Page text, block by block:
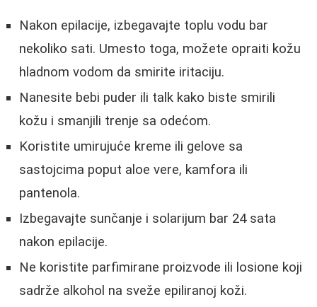
Nakon epilacije, izbegavajte toplu vodu bar
nekoliko sati. Umesto toga, možete opraiti kožu
hladnom vodom da smirite iritaciju.
Nanesite bebi puder ili talk kako biste smirili
kožu i smanjili trenje sa odećom.
Koristite umirujuće kreme ili gelove sa
sastojcima poput aloe vere, kamfora ili
pantenola.
Izbegavajte sunčanje i solarijum bar 24 sata
nakon epilacije.
Ne koristite parfimirane proizvode ili losione koji
sadrže alkohol na sveže epiliranoj koži.